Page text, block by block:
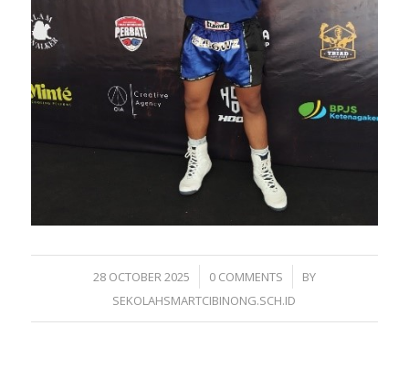
28 OCTOBER 2025
/ 0 COMMENTS
/
BY
SEKOLAHSMARTCIBINONG.SCH.ID